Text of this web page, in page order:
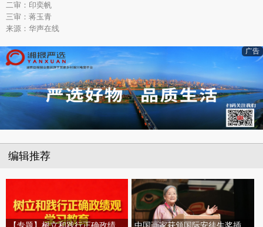
二审：印奕帆
三审：蒋玉青
来源：华声在线
广告
编辑推荐